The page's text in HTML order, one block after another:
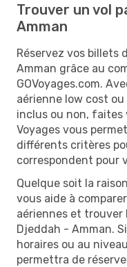
Trouver un vol
Amman
Réservez vos billets
Amman grâce au
GOVoyages.com.
aérienne low cost
inclus ou non, faites
Voyages vous
différents critères
correspondent pour
Quelque soit la
vous aide à
aériennes et trouver
Djeddah - Amman.
horaires ou au
permettra de